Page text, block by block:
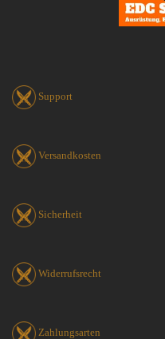
Support
Versandkosten
Sicherheit
Widerrufsrecht
Zahlungsarten